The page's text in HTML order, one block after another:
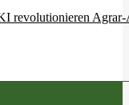
revolutionieren